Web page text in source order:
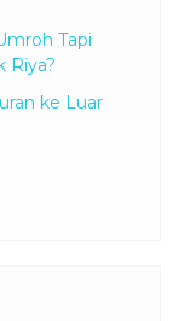
Tapi
Riya?
ke Luar